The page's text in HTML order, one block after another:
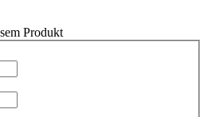
Produkt